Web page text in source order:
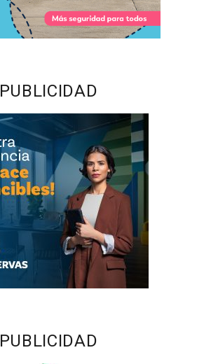
PUBLICIDAD
PUBLICIDAD